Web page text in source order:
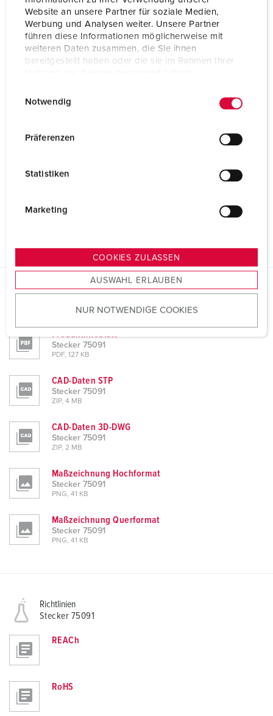
Website an unsere Partner für soziale Medien,
Werbung und Analysen weiter. Unsere Partner
führen diese Informationen möglicherweise mit
weiteren Daten zusammen, die Sie ihnen
bereitgestellt haben oder die sie im Rahmen Ihrer
s
u
w
a
Notwendig
Präferenzen
Statistiken
Marketing
COOKIES ZULASSEN
AUSWAHL ERLAUBEN
NUR NOTWENDIGE COOKIES
Stecker 75091
Produktinfoblatt
Stecker 75091
PDF, 127 KB
CAD-Daten STP
Stecker 75091
ZIP, 4 MB
CAD-Daten 3D-DWG
Stecker 75091
ZIP, 2 MB
Maßzeichnung Hochformat
Stecker 75091
PNG, 41 KB
Maßzeichnung Querformat
Stecker 75091
PNG, 41 KB
Richtlinien
Stecker 75091
REACh
RoHS